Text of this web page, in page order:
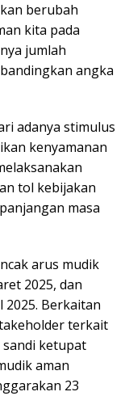
berubah
kita pada
jumlah
angka
adanya stimulus
kenyamanan
tol kebijakan
masa
arus mudik
2025, dan
Berkaitan
terkait
ketupat
aman
23